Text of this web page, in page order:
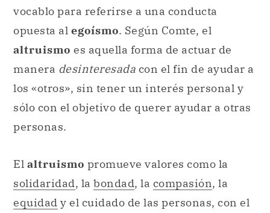
vocablo para referirse a una conducta
opuesta al egoísmo. Según Comte, el
altruismo es aquella forma de actuar de
manera desinteresada con el fin de ayudar a
los «otros», sin tener un interés personal y
sólo con el objetivo de querer ayudar a otras
personas.
El altruismo promueve valores como la
solidaridad, la bondad, la compasión, la
equidad y el cuidado de las personas, con el